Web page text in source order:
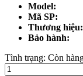
Model:
Mã SP:
Thương hiệu:
Bảo hành:
Tình trạng: Còn